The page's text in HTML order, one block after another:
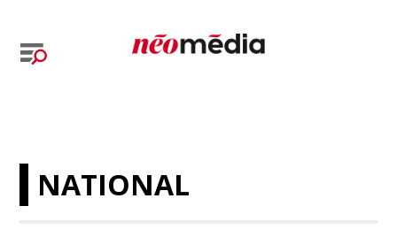
NATIONAL